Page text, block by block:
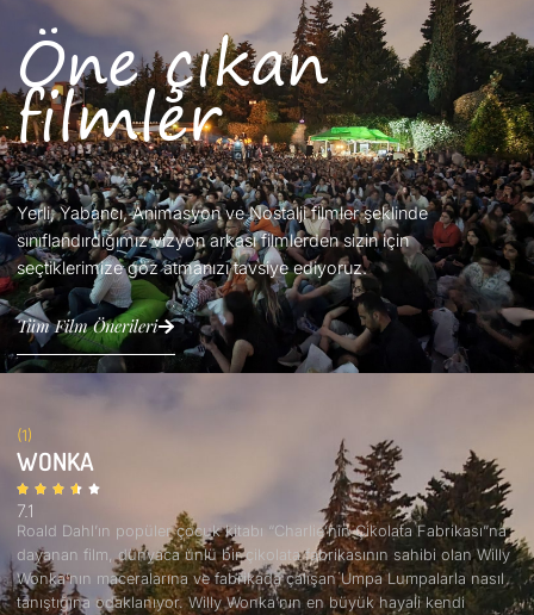
Öne çıkan
filmler
Yerli, Yabancı, Animasyon ve Nostalji filmler şeklinde
sınıflandırdığımız vizyon arkası filmlerden sizin için
seçtiklerimize göz atmanızı tavsiye ediyoruz.
Tüm Film Önerileri
(1)
WONKA
7.1
Roald Dahl’ın popüler çocuk kitabı “Charlie’nin Çikolata Fabrikası”na
dayanan film, dünyaca ünlü bir çikolata fabrikasının sahibi olan Willy
Wonka’nın maceralarına ve fabrikada çalışan Umpa Lumpalarla nasıl
tanıştığına odaklanıyor. Willy Wonka’nın en büyük hayali kendi